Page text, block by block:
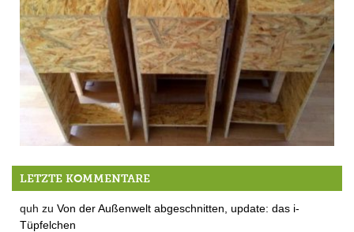
Wir gehen noch einen Schritt weiter
LETZTE KOMMENTARE
quh zu Von der Außenwelt abgeschnitten, update: das i-
Tüpfelchen